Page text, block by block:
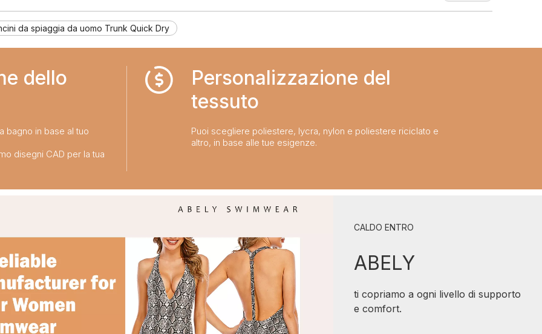
da spiaggia da uomo Trunk Quick Dry
dello
bagno in base al tuo
disegni CAD per la tua
Personalizzazione del
tessuto​​​​​​​
Puoi scegliere poliestere, lycra, nylon e poliestere riciclato e
altro, in base alle tue esigenze.
CALDO ENTRO
ABELY
ti copriamo a ogni livello di supporto
e comfort.